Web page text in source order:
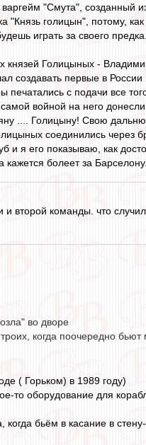
"Смута", созданный
голицын", потому, как
играть за своего
Голицыных -
создавать первые в
с подачи все
войной на него
.... Голицыну! Свою
соединились через
и я его показываю, как
болеет за
и второй команды. что
во дворе
когда поочередно
( Горьком) в 1989 году)
то оборудование для
когда бьём в касание в